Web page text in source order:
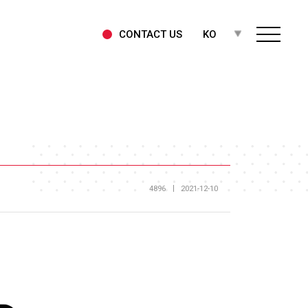
CONTACT US KO
4896 2021-12-10